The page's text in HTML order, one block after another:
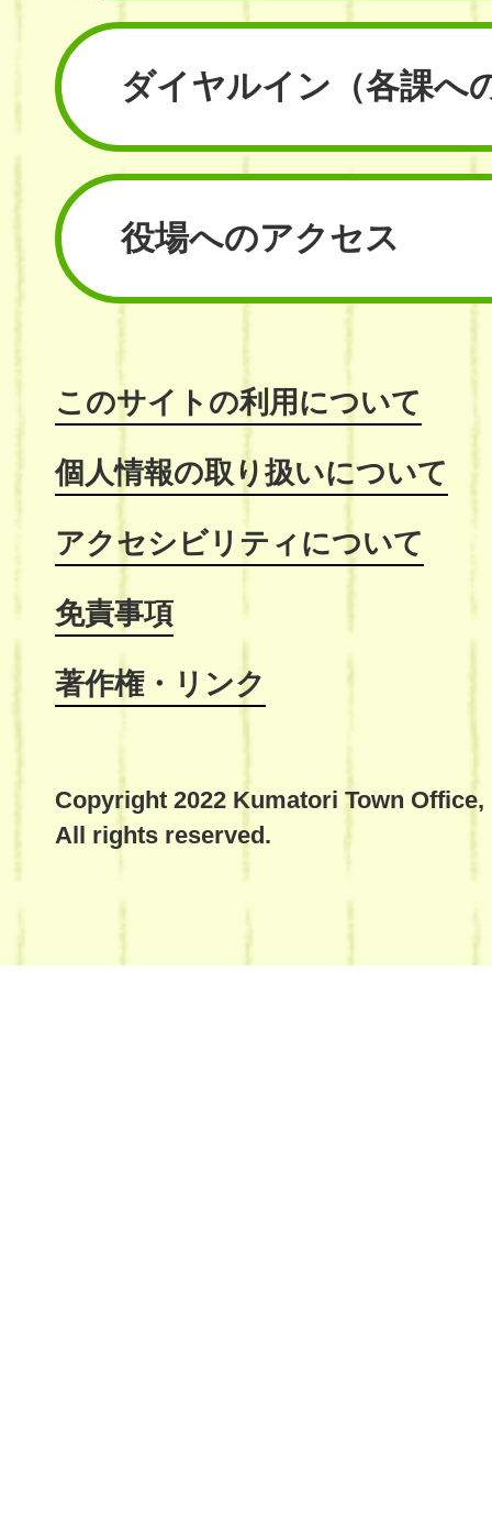
ダイヤルイン （各課へ
役場へのアクセス
このサイトの利用について
個人情報の取り扱いについて
アクセシビリティについて
免責事項
著作権・リンク
Copyright 2022 Kumatori Town Office,
All rights reserved.